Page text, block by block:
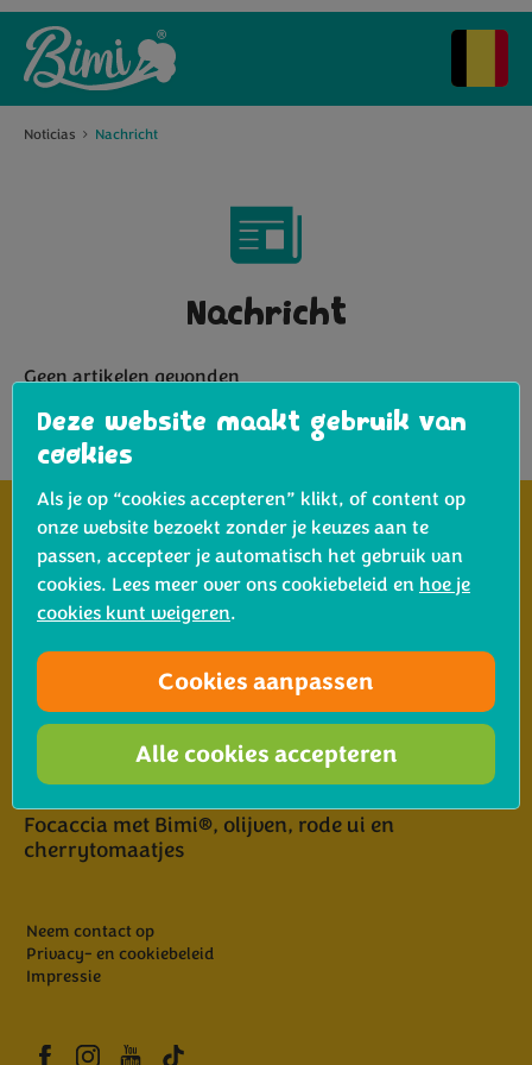
Noticias Nachricht
Nachricht
Geen artikelen gevonden
Deze website maakt gebruik van
cookies
Als je op “cookies accepteren” klikt, of content op
onze website bezoekt zonder je keuzes aan te
passen, accepteer je automatisch het gebruik van
cookies. Lees meer over ons cookiebeleid en hoe je
cookies kunt weigeren.
Cookies aanpassen
Alle cookies accepteren
Romige pasta met Bimi® broccoli, cherrytomaten
en kip
Hartige muffins met Bimi®, cheddar en chili
Focaccia met Bimi®, olijven, rode ui en
cherrytomaatjes
Neem contact op
Privacy- en cookiebeleid
Impressie